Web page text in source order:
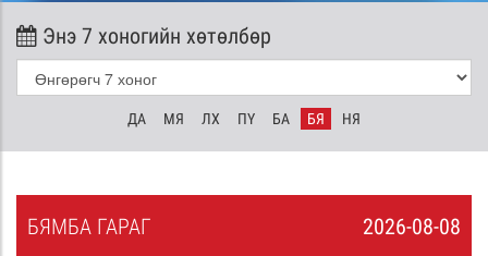
Энэ 7 хоногийн хөтөлбөр
ДА МЯ ЛХ ПҮ БА БЯ НЯ
2026-08-08
БЯМБА ГАРАГ